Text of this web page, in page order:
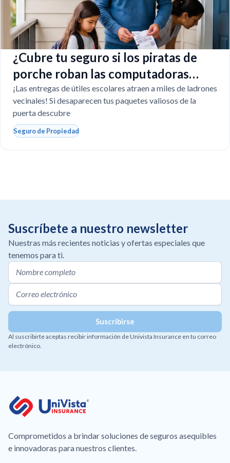
¿Cubre tu seguro si los piratas de
porche roban las computadoras
escolares?
¡Las entregas de útiles escolares atraen a miles de ladrones
vecinales! Si desaparecen tus paquetes valiosos de la
puerta descubre
Seguro de Propiedad
Suscríbete a nuestro newsletter
Nuestras más recientes noticias y ofertas especiales que
tenemos para ti.
Al suscribirte aceptas recibir información de Univista Insurance en tu correo
electrónico.
Comprometidos a brindar soluciones de seguros asequibles
e innovadoras para nuestros clientes.